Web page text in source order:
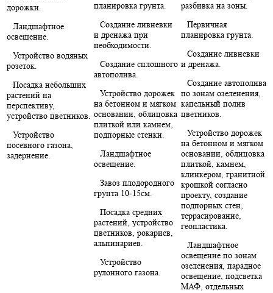
дорожки.
Ландшафтное
освещение.
Устройство водяных
розеток.
Посадка небольших
растений на
перспективу,
устройство цветников.
Устройство
посевного газона,
задернение.
планировка грунта.
Создание ливневки
и дренажа при
необходимости.
Создание сплошного
автополива.
Устройство дорожек
на бетонном и мягком
основании, облицовка
плиткой или камнем,
подпорные стенки.
Ландшафтное
освещение.
Завоз плодородного
грунта 10-15см.
Посадка средних
растений, устройство
цветников, рокариев,
альпинариев.
Устройство
рулонного газона.
разбивка на зоны.
Первичная
планировка грунта.
Создание ливневки
и дренажа.
Создание автополива
по зонам озеленения,
капельный полив
цветников.
Устройство дорожек
на бетонном и мягком
основании, облицовка
плиткой, камнем,
клинкером, гранитной
крошкой согласно
проекту, создание
подпорных стен,
террасирование,
геопластика.
Ландшафтное
освещение по зонам
озеленения, парадное
освещение, подсветка
МАФ, отдельных